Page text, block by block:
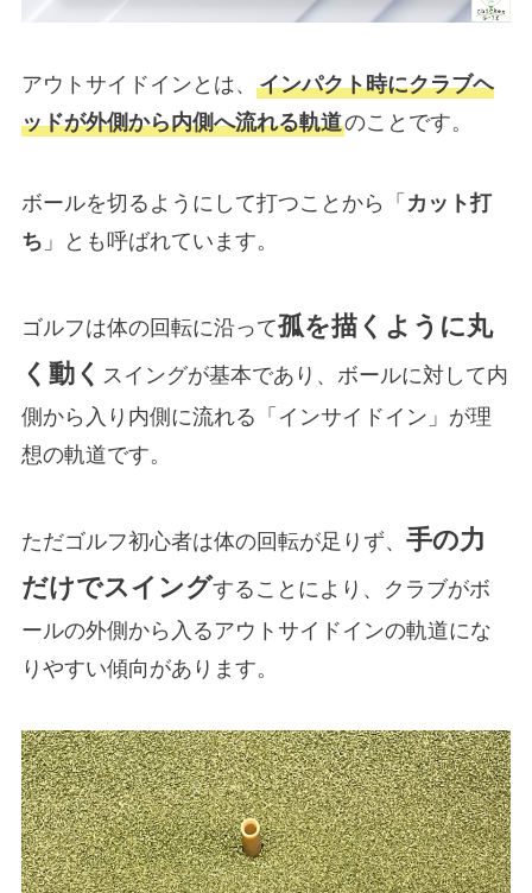
アウトサイドインとは、 インパクト時にクラブヘ
ッドが外側から内側へ流れる軌道のことです。
ボールを切るようにして打つことから「 カット打
ち 」とも呼ばれています。
ゴルフは体の回転に沿って孤を描くように丸
く動く スイングが基本であり、ボールに対して内
側から入り内側に流れる「インサイドイン」が理
想の軌道です。
ただゴルフ初心者は体の回転が足りず、 手の力
だけでスイングすることにより、クラブがボ
ールの外側から入るアウトサイドインの軌道にな
りやすい傾向があります。